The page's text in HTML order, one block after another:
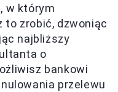
w którym
to zrobić, dzwoniąc
najbliższy
o
bankowi
przelewu